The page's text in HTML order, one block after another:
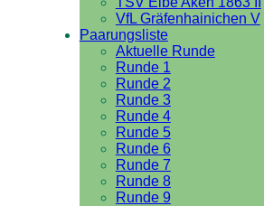
VfL Gräfenhainichen V
Paarungsliste
Aktuelle Runde
Runde 1
Runde 2
Runde 3
Runde 4
Runde 5
Runde 6
Runde 7
Runde 8
Runde 9